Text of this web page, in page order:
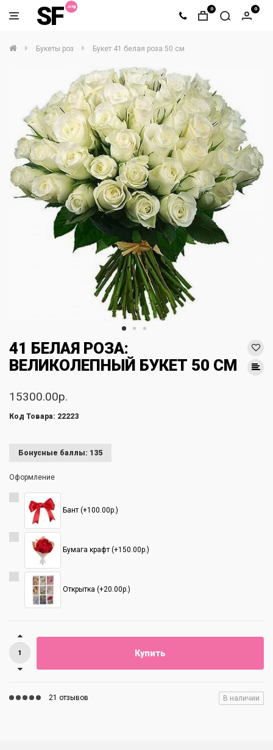
SF 0 0
Букеты роз Букет 41 белая роза 50 см
41 БЕЛАЯ РОЗА:
ВЕЛИКОЛЕПНЫЙ БУКЕТ 50 СМ
15300.00р.
Код Товара: 22223
Бонусные баллы: 135
Оформление
Бант (+100.00р.)
Бумага крафт (+150.00р.)
Открытка (+20.00р.)
Купить
21 отзывов В наличии